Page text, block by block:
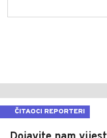
ČITAOCI REPORTERI